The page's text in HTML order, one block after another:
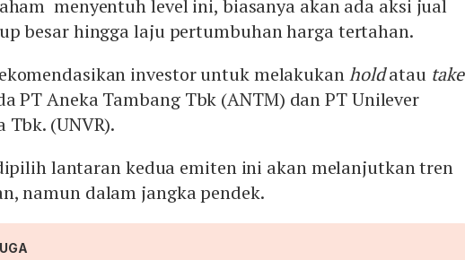
menyentuh level ini, biasanya akan ada aksi jual
besar hingga laju pertumbuhan harga tertahan.
investor untuk melakukanholdatau take
PT Aneka Tambang Tbk (ANTM) dan PT Unilever
Tbk. (UNVR).
lantaran kedua emiten ini akan melanjutkan tren
namun dalam jangka pendek.